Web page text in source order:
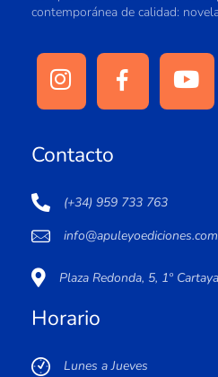
contemporánea de calidad:
Contacto
(+34) 959 733 763
info@apuleyoediciones.com
Plaza Redonda, 5, 1º
Horario
Lunes a Jueves